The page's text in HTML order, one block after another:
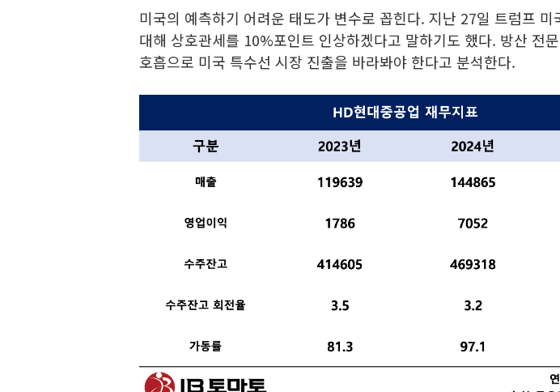
미국의 예측하기 어려운 태도가 변수로 꼽힌다. 지난 27일 트럼프 미
대해 상호관세를 10%포인트 인상하겠다고 말하기도 했다. 방산 전
호흡으로 미국 특수선 시장 진출을 바라봐야 한다고 분석한다.